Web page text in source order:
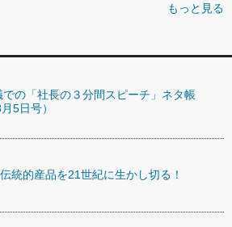
もっと見る
での「社長の３分間スピーチ」ネタ帳
5日号）
統的産品を21世紀に生かし切る！